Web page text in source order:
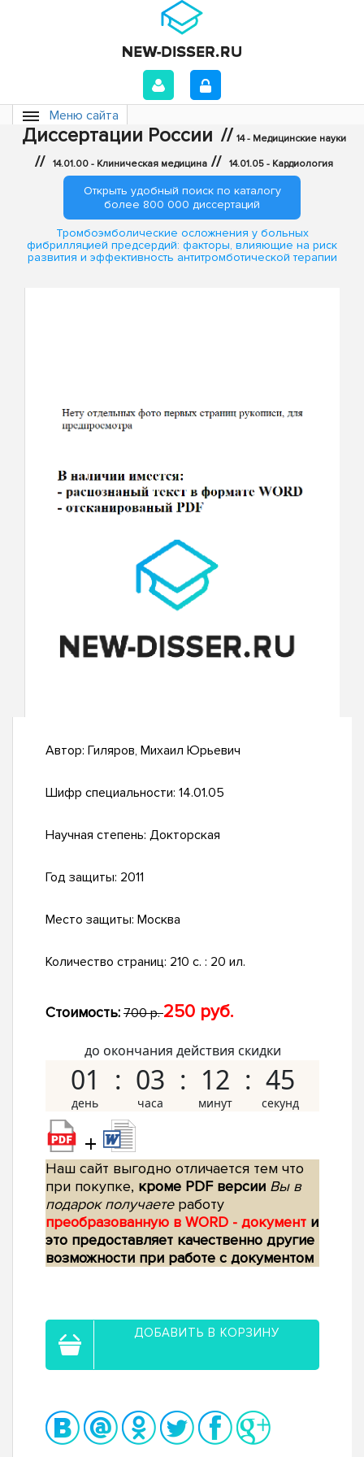
Меню сайта
Диссертации России // 14 - Медицинские науки
// 14.01.00 - Клиническая медицина // 14.01.05 - Кардиология
Открыть удобный поиск по каталогу
более 800 000 диссертаций
Тромбоэмболические осложнения у больных
фибрилляцией предсердий: факторы, влияющие на риск
развития и эффективность антитромботической терапии
Автор: Гиляров, Михаил Юрьевич
Шифр специальности: 14.01.05
Научная степень: Докторская
Год защиты: 2011
Место защиты: Москва
Количество страниц: 210 с. : 20 ил.
Стоимость: 700 р.250 руб.
до окончания действия скидки
01 03 12 44
+
Наш сайт выгодно отличается тем что
при покупке, кроме PDF версии Вы в
подарок получаетеработу
преобразованную в WORD - документ и
это предоставляет качественно другие
возможности при работе с документом
ДОБАВИТЬ В КОРЗИНУ